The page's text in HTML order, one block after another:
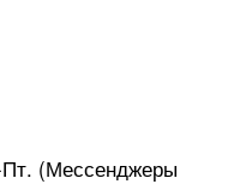
(Мессенджеры